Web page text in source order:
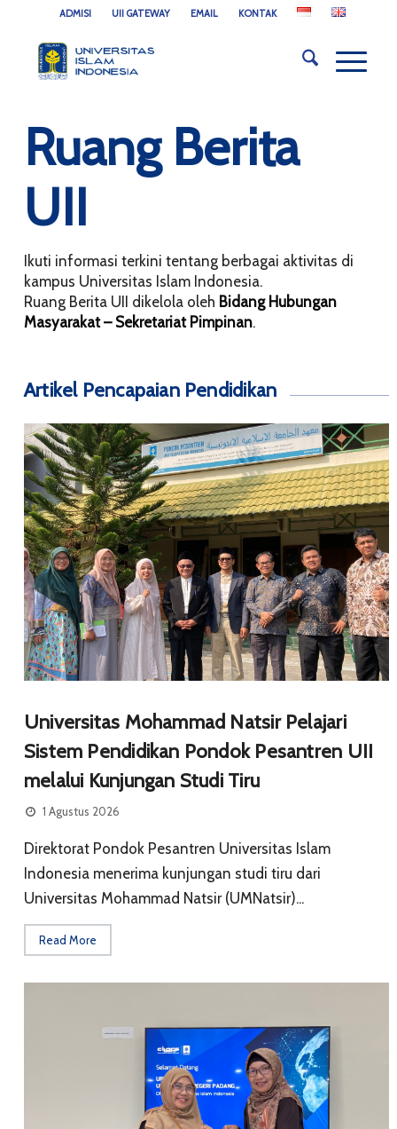
ADMISI UII GATEWAY EMAIL KONTAK
Ruang Berita
UII
Ikuti informasi terkini tentang berbagai aktivitas di
kampus Universitas Islam Indonesia.
Ruang Berita UII dikelola oleh Bidang Hubungan
Masyarakat – Sekretariat Pimpinan.
Artikel Pencapaian Pendidikan
Universitas Mohammad Natsir Pelajari
Sistem Pendidikan Pondok Pesantren UII
melalui Kunjungan Studi Tiru
1 Agustus 2026
Direktorat Pondok Pesantren Universitas Islam
Indonesia menerima kunjungan studi tiru dari
Universitas Mohammad Natsir (UMNatsir)...
Read More